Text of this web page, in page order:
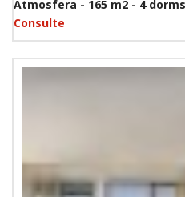
Atmosfera - 165 m2 - 4
Consulte